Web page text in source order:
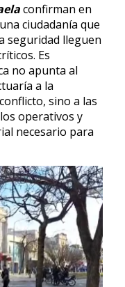
confirman en
ciudadanía que
seguridad lleguen
Es
no apunta al
a la
sino a las
operativos y
necesario para